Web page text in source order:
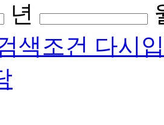
년
색조건 다시